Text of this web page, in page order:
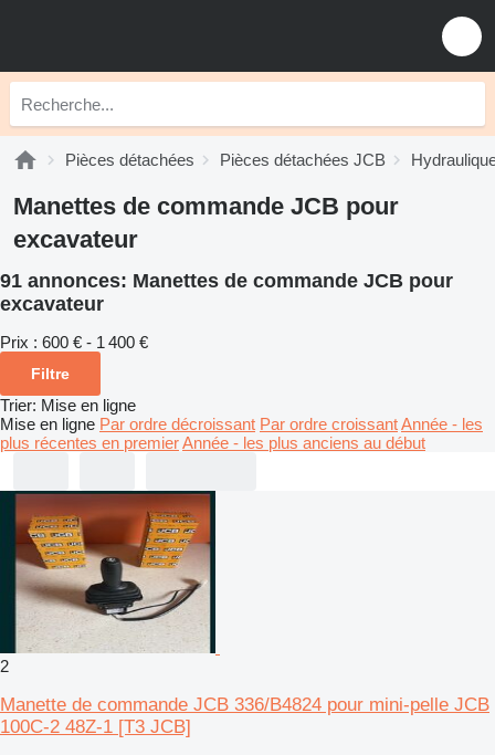
Pièces détachées Pièces détachées JCB
Manettes de commande JCB pour
excavateur
91 annonces: Manettes de commande JCB pour
excavateur
Prix : 600 € - 1 400 €
Filtre
Trier: Mise en ligne
Mise en ligne Par ordre décroissant Par ordre croissantAnnée - les
plus récentes en premierAnnée - les plus anciens au début
2
Manette de commande JCB 336/B4824 pour mini-pelle JCB
100C-2 48Z-1 [T3 JCB]